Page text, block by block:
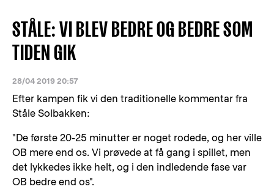
STÅLE: VI BLEV BEDRE OG BEDRE SOM
TIDEN GIK
28/04 2019 20:57
Efter kampen fik vi den traditionelle kommentar fra
Ståle Solbakken:
"De første 20-25 minutter er noget rodede, og her ville
OB mere end os. Vi prøvede at få gang i spillet, men
det lykkedes ikke helt, og i den indledende fase var
OB bedre end os".